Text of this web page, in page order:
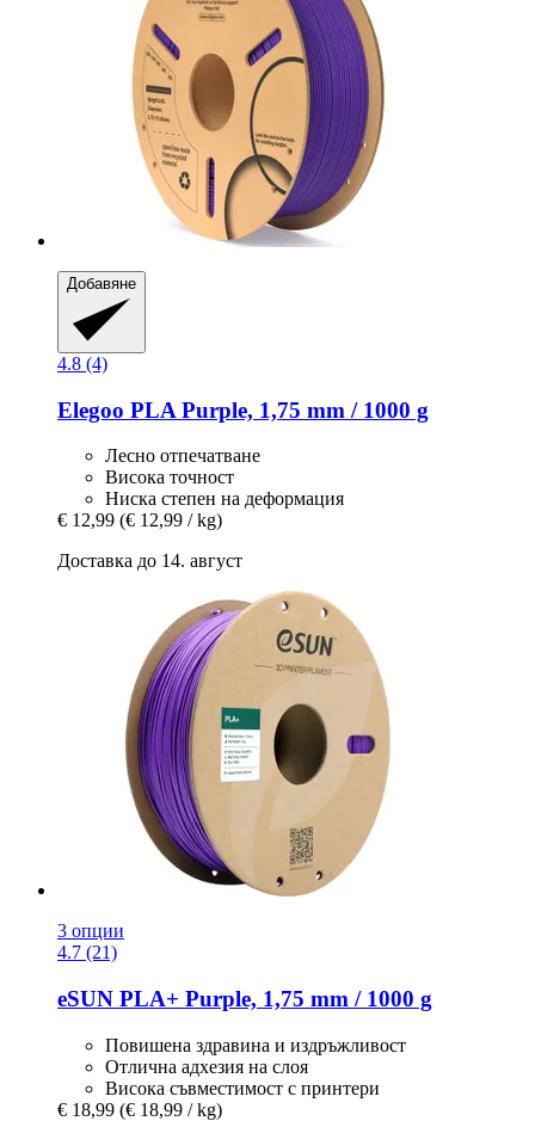
Добавяне
4.8 (4)
Elegoo PLA Purple, 1,75 mm / 1000 g
Лесно отпечатване
Висока точност
Ниска степен на деформация
€ 12,99 (€ 12,99 / kg)
Доставка до 14. август
3 опции
4.7 (21)
eSUN PLA+ Purple, 1,75 mm / 1000 g
Повишена здравина и издръжливост
Отлична адхезия на слоя
Висока съвместимост с принтери
€ 18,99 (€ 18,99 / kg)